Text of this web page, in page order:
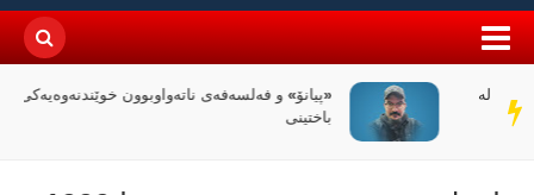
سەر
دێڕ
«پیانۆ» و فەلسەفەی ناتەواوبوون خوێندنەوەیەکی
باختینی